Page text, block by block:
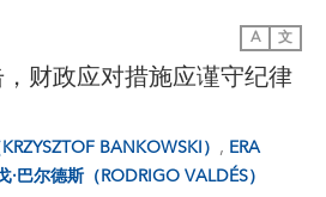
A 文
财政应对措施应谨守纪律
BANKOWSKI） , ERA
·巴尔德斯（RODRIGO VALDÉS）